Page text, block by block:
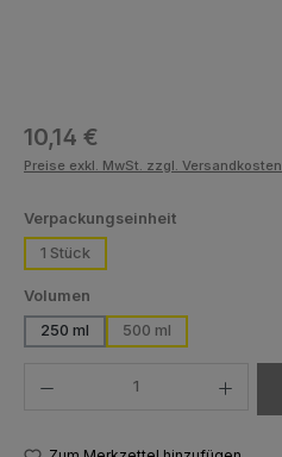
Regulärer Preis:
10,14 €
Preise exkl. MwSt. zzgl. Versandkosten
Verpackungseinheitauswählen
1 Stück
Volumen
250 ml
500 ml